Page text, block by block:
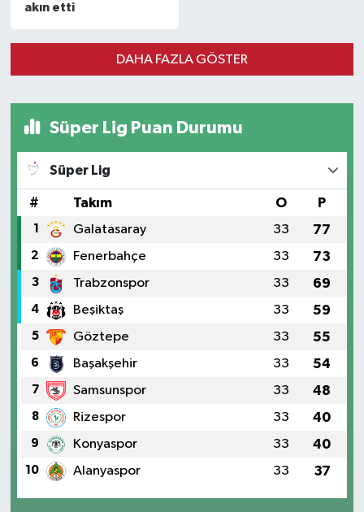
akın etti
DAHA FAZLA GÖSTER
Süper Lig Puan Durumu
Süper Lig
# Takım O P
1 Galatasaray 33 77
2 Fenerbahçe 33 73
3 Trabzonspor 33 69
4 Beşiktaş 33 59
5 Göztepe 33 55
6 Başakşehir 33 54
7 Samsunspor 33 48
8 Rizespor 33 40
9 Konyaspor 33 40
10 Alanyaspor 33 37